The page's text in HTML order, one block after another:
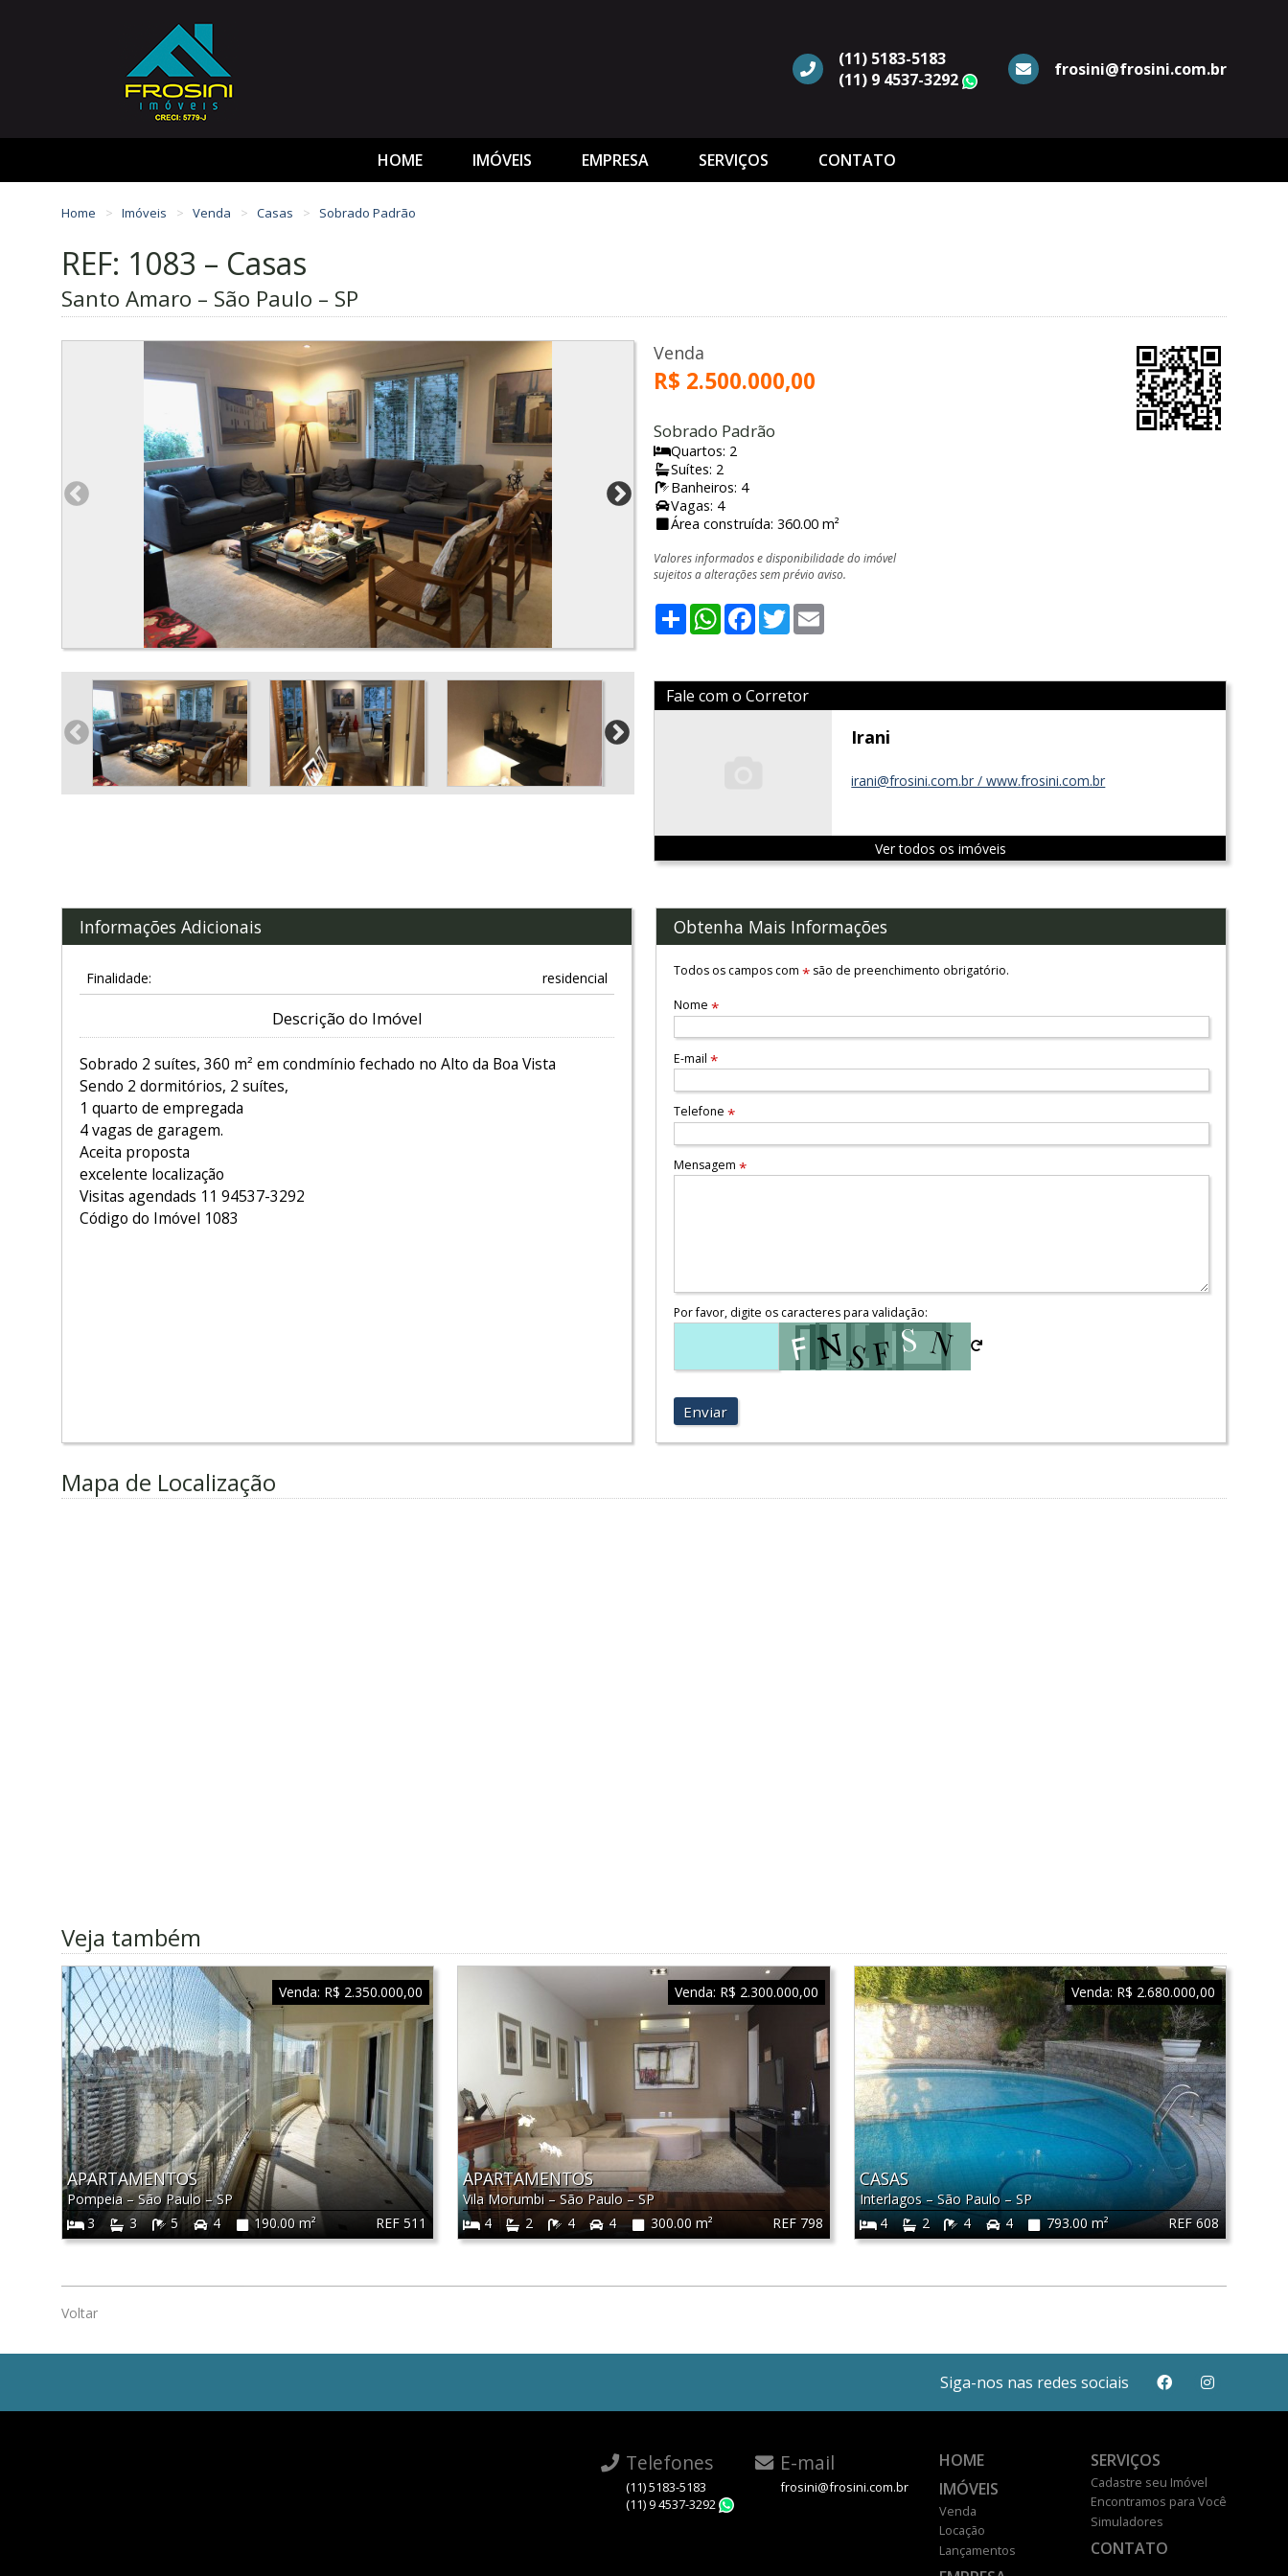
(11) 5183-5183
(11) 9 4537-3292
WhatsApp
frosini@frosini.com.br
HOME IMÓVEIS EMPRESA SERVIÇOS CONTATO
Home Imóveis Venda Casas Sobrado Padrão
REF: 1083 – Casas
Santo Amaro – São Paulo – SP
Venda
R$ 2.500.000,00
Sobrado Padrão
Quartos: 2
Suítes: 2
Banheiros: 4
Vagas: 4
Área construída: 360.00 m²
Valores informados e disponibilidade do imóvel
sujeitos a alterações sem prévio aviso.
ShareWhatsApp
Facebook
Twitter
Fale com o Corretor
Irani
irani@frosini.com.br / www.frosini.com.br
Ver todos os imóveis
Informações Adicionais
Finalidade: residencial
Descrição do Imóvel
Sobrado 2 suítes, 360 m² em condmínio fechado no Alto da Boa Vista
Sendo 2 dormitórios, 2 suítes,
1 quarto de empregada
4 vagas de garagem.
Aceita proposta
excelente localização
Visitas agendads 11 94537-3292
Código do Imóvel 1083
Obtenha Mais Informações
Todos os campos com *são de preenchimento obrigatório.
Nome *
E-mail *
Telefone *
Mensagem *
Por favor, digite os caracteres para validação:
Enviar
Mapa de Localização
Veja também
REF 511
APARTAMENTOS
Pompeia–São Paulo–SP
3
3 5 4 190.00 m²
Venda: R$ 2.350.000,00
REF 798
APARTAMENTOS
Vila Morumbi –São Paulo –SP
4
2 4 4 300.00 m²
Venda: R$ 2.300.000,00
REF 608
CASAS
Interlagos–São Paulo–SP
4
2 4 4 793.00 m²
Venda: R$ 2.680.000,00
Voltar
Siga-nos nas redes sociais
Telefones
(11) 5183-5183
(11) 9 4537-3292
E-mail
frosini@frosini.com.br
HOME
IMÓVEIS
Venda
Locação
Lançamentos
SERVIÇOS
Cadastre seu Imóvel
Encontramos para Você
Simuladores
CONTATO